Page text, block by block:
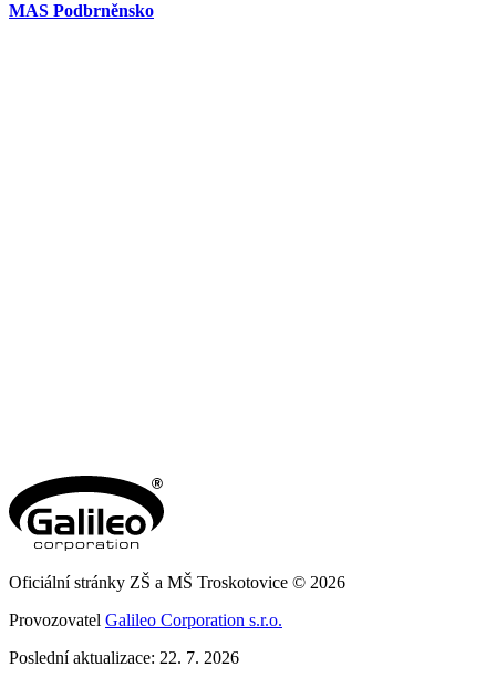
MAS Podbrněnsko
Oficiální stránky ZŠ a MŠ Troskotovice © 2026
Provozovatel Galileo Corporation s.r.o.
Poslední aktualizace: 22. 7. 2026